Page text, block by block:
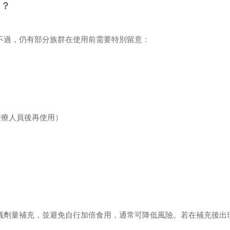
，仍有部分族群在使用前需要特別留意：
人員後再使用）
量補充，並避免自行加倍食用，通常可降低風險。若在補充後出